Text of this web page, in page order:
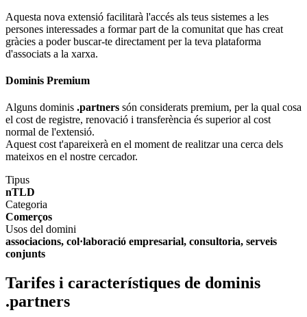
Aquesta nova extensió facilitarà l'accés als teus sistemes a les
persones interessades a formar part de la comunitat que has creat
gràcies a poder buscar-te directament per la teva plataforma
d'associats a la xarxa.
Dominis Premium
Alguns dominis .partners són considerats premium, per la qual cosa
el cost de registre, renovació i transferència és superior al cost
normal de l'extensió.
Aquest cost t'apareixerà en el moment de realitzar una cerca dels
mateixos en el nostre cercador.
Tipus
nTLD
Categoria
Comerços
Usos del domini
associacions, col·laboració empresarial, consultoria, serveis
conjunts
Tarifes i característiques de dominis
.partners